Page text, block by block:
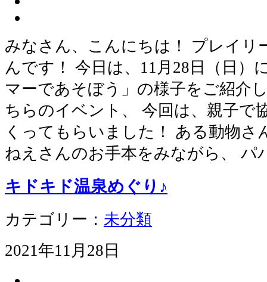
みなさん、こんにちは！ プレイリ
んです！ 今日は、11月28日（日）
マーであそぼう」の様子をご紹介
ちらのイベント、 今回は、親子で
くってもらいました！ ある動物さ
ねえさんのお手本をみながら、
キドキド温泉めぐり♪
カテゴリー： 未分類
2021年11月28日